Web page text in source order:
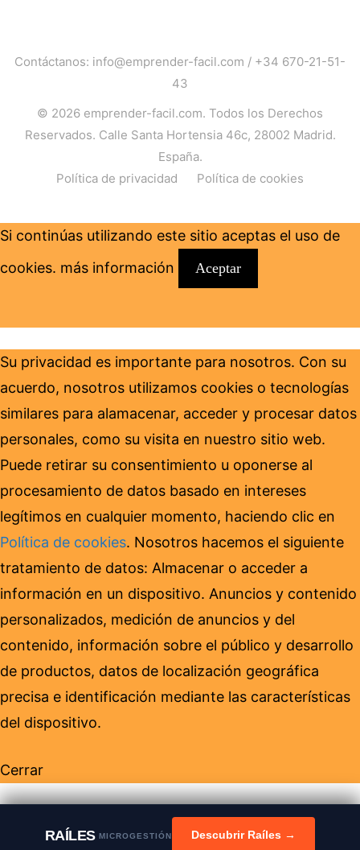
Contáctanos: info@emprender-facil.com / +34 670-21-51-
43
© 2026 emprender-facil.com. Todos los Derechos
Reservados. Calle Santa Hortensia 46c, 28002 Madrid.
España.
Política de privacidad
Política de cookies
RAÍLESMICROGESTIÓN Descubrir Raíles →
Si continúas utilizando este sitio aceptas el uso de
cookies. más información Aceptar
Su privacidad es importante para nosotros. Con su
acuerdo, nosotros utilizamos cookies o tecnologías
similares para alamacenar, acceder y procesar datos
personales, como su visita en nuestro sitio web.
Puede retirar su consentimiento u oponerse al
procesamiento de datos basado en intereses
legítimos en cualquier momento, haciendo clic en
Política de cookies. Nosotros hacemos el siguiente
tratamiento de datos: Almacenar o acceder a
información en un dispositivo. Anuncios y contenido
personalizados, medición de anuncios y del
contenido, información sobre el público y desarrollo
de productos, datos de localización geográfica
precisa e identificación mediante las características
del dispositivo.
Cerrar